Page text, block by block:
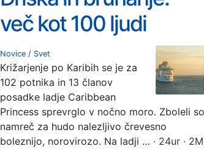
več kot 100 ljudi
zbolelo za norovirozo
Novice / Svet
Križarjenje po Karibih se je za
102 potnika in 13 članov
posadke ladje Caribbean
Princess sprevrglo v nočno moro. Zboleli so
namreč za hudo nalezljivo črevesno
boleznijo, norovirozo. Na ladji … · 24ur · 2M